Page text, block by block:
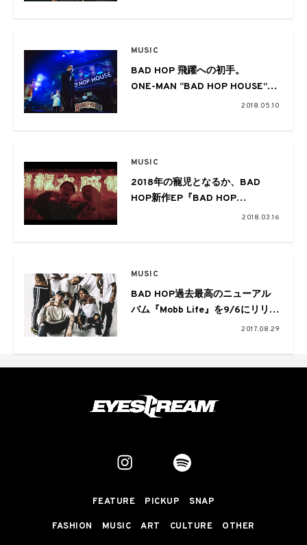
MUSIC
BAD HOP 飛躍への初手。
ONE-MAN “BAD HOP HOUSE”
2018.05.10
MUSIC
2018年の寵児となるか、BAD
HOP新作EP『BAD HOP
2018.03.16
MUSIC
BAD HOP過去最高のニューアル
バム『Mobb Life』を9/6にリリー
2017.08.29
FEATURE PICKUP SNAP
FASHION MUSIC ART CULTURE OTHER